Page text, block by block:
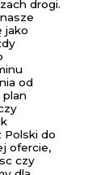
drogi.
jako
od
Polski do
ofercie,
czy